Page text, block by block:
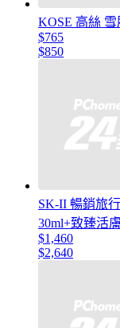
KOSE 高絲
$765
$850
SK-II 暢銷旅
30ml+致臻活
$1,460
$2,640